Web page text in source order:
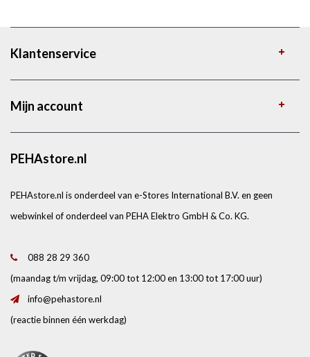
Klantenservice
Mijn account
PEHAstore.nl
PEHAstore.nl is onderdeel van e-Stores International B.V. en geen
webwinkel of onderdeel van PEHA Elektro GmbH & Co. KG.
088 28 29 360
(maandag t/m vrijdag, 09:00 tot 12:00 en 13:00 tot 17:00 uur)
info@pehastore.nl
(reactie binnen één werkdag)